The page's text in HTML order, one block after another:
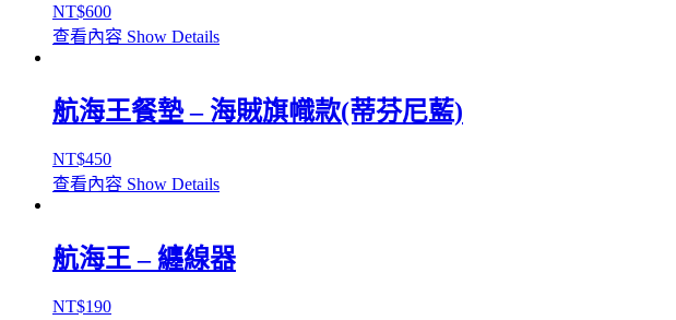
NT$600
查看內容 Show Details
航海王餐墊 – 海賊旗幟款(蒂芬尼藍)
NT$450
查看內容 Show Details
航海王 – 纏線器
NT$190